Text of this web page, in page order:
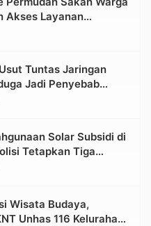
Akses Layanan
Hambatan
Tuntas Jaringan
Jadi Penyebab
di Toraja
Solar Subsidi di
Tetapkan Tiga
Wisata Budaya,
Unhas 116 Kelurahan